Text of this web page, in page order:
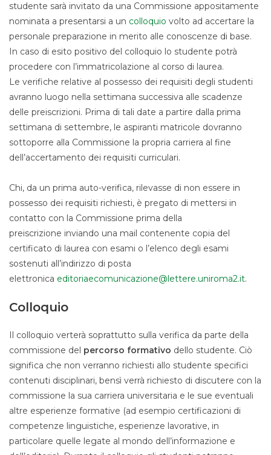
studente sarà invitato da una Commissione appositamente
nominata a presentarsi a un colloquio volto ad accertare la
personale preparazione in merito alle conoscenze di base.
In caso di esito positivo del colloquio lo studente potrà
procedere con l’immatricolazione al corso di laurea.
Le verifiche relative al possesso dei requisiti degli studenti
avranno luogo nella settimana successiva alle scadenze
delle preiscrizioni. Prima di tali date a partire dalla prima
settimana di settembre, le aspiranti matricole dovranno
sottoporre alla Commissione la propria carriera al fine
dell’accertamento dei requisiti curriculari.
Chi, da un prima auto-verifica, rilevasse di non essere in
possesso dei requisiti richiesti, è pregato di mettersi in
contatto con la Commissione prima della
preiscrizione inviando una mail contenente copia del
certificato di laurea con esami o l’elenco degli esami
sostenuti all’indirizzo di posta
elettronica editoriaecomunicazione@lettere.uniroma2.it.
Colloquio
Il colloquio verterà soprattutto sulla verifica da parte della
commissione del percorso formativo dello studente. Ciò
significa che non verranno richiesti allo studente specifici
contenuti disciplinari, bensì verrà richiesto di discutere con la
commissione la sua carriera universitaria e le sue eventuali
altre esperienze formative (ad esempio certificazioni di
competenze linguistiche, esperienze lavorative, in
particolare quelle legate al mondo dell’informazione e